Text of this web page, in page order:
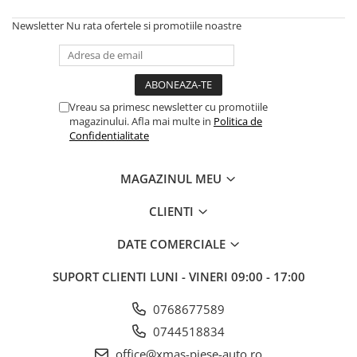
Directie
Bec feston/soffitte
Clicheti
Newsletter Nu rata ofertele si promotiile noastre
Vreau sa primesc newsletter cu promotiile
magazinului. Afla mai multe in Politica de
Confidentialitate
MAGAZINUL MEU
CLIENTI
DATE COMERCIALE
SUPORT CLIENTI LUNI - VINERI 09:00 - 17:00
0768677589
0744518834
office@xmas-piese-auto.ro